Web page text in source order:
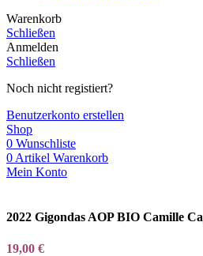
Warenkorb
Schließen
Anmelden
Schließen
Noch nicht registiert?
Benutzerkonto erstellen
Shop
0 Wunschliste
0 Artikel Warenkorb
Mein Konto
2022 Gigondas AOP BIO Camille
19,00 €